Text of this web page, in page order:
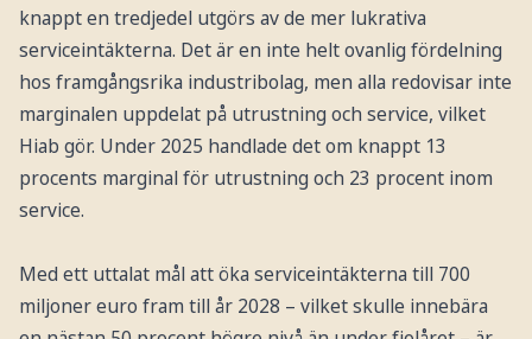
knappt en tredjedel utgörs av de mer lukrativa
serviceintäkterna. Det är en inte helt ovanlig fördelning
hos framgångsrika industribolag, men alla redovisar inte
marginalen uppdelat på utrustning och service, vilket
Hiab gör. Under 2025 handlade det om knappt 13
procents marginal för utrustning och 23 procent inom
service.
Med ett uttalat mål att öka serviceintäkterna till 700
miljoner euro fram till år 2028 – vilket skulle innebära